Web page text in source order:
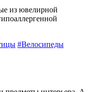
из ювелирной
#Велосипеды